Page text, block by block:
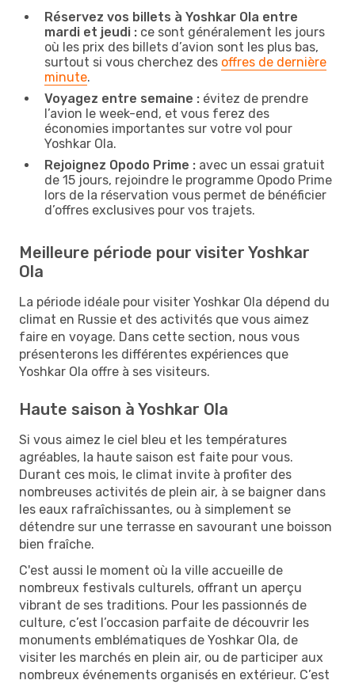
Réservez vos billets à Yoshkar Ola entre
mardi et jeudi : ce sont généralement les jours
où les prix des billets d’avion sont les plus bas,
surtout si vous cherchez des offres de dernière
minute.
Voyagez entre semaine : évitez de prendre
l’avion le week-end, et vous ferez des
économies importantes sur votre vol pour
Yoshkar Ola.
Rejoignez Opodo Prime : avec un essai gratuit
de 15 jours, rejoindre le programme Opodo Prime
lors de la réservation vous permet de bénéficier
d’offres exclusives pour vos trajets.
Meilleure période pour visiter Yoshkar
Ola
La période idéale pour visiter Yoshkar Ola dépend du
climat en Russie et des activités que vous aimez
faire en voyage. Dans cette section, nous vous
présenterons les différentes expériences que
Yoshkar Ola offre à ses visiteurs.
Haute saison à Yoshkar Ola
Si vous aimez le ciel bleu et les températures
agréables, la haute saison est faite pour vous.
Durant ces mois, le climat invite à profiter des
nombreuses activités de plein air, à se baigner dans
les eaux rafraîchissantes, ou à simplement se
détendre sur une terrasse en savourant une boisson
bien fraîche.
C'est aussi le moment où la ville accueille de
nombreux festivals culturels, offrant un aperçu
vibrant de ses traditions. Pour les passionnés de
culture, c’est l’occasion parfaite de découvrir les
monuments emblématiques de Yoshkar Ola, de
visiter les marchés en plein air, ou de participer aux
nombreux événements organisés en extérieur. C’est